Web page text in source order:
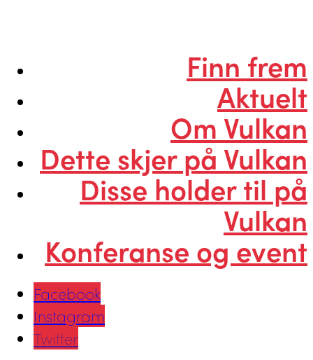
Finn frem
Aktuelt
Om Vulkan
Dette skjer på Vulkan
Disse holder til på
Vulkan
Konferanse og event
Facebook
Instagram
Twitter